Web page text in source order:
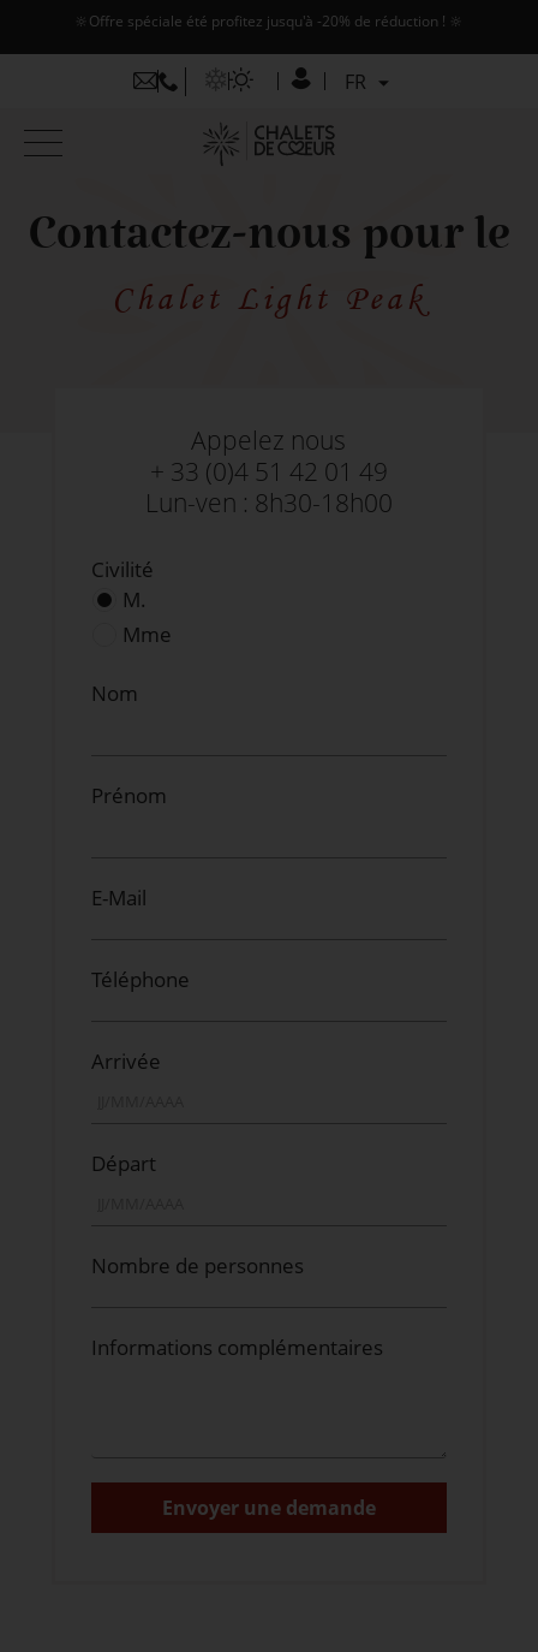
🔆Offre spéciale été profitez jusqu'à -20% de réduction ! 🔆
FR
Contactez-nous pour le
Chalet Light Peak
Appelez nous
+ 33 (0)4 51 42 01 49
Lun-ven : 8h30-18h00
Civilité
M.
Mme
Nom
Prénom
E-Mail
Téléphone
Arrivée
Départ
Nombre de personnes
Informations complémentaires